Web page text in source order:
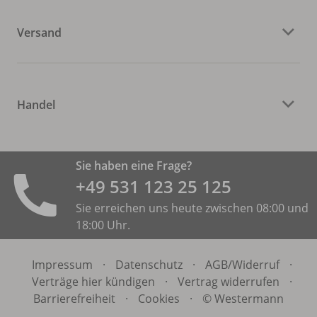
Versand
Handel
Sie haben eine Frage?
+49 531 ­123 25 125
Sie erreichen uns heute zwischen 08:00 und
18:00 Uhr.
Impressum · Datenschutz · AGB/Widerruf
·
Verträge hier kündigen
· Vertrag widerrufen
·
Barrierefreiheit
· Cookies · © Westermann